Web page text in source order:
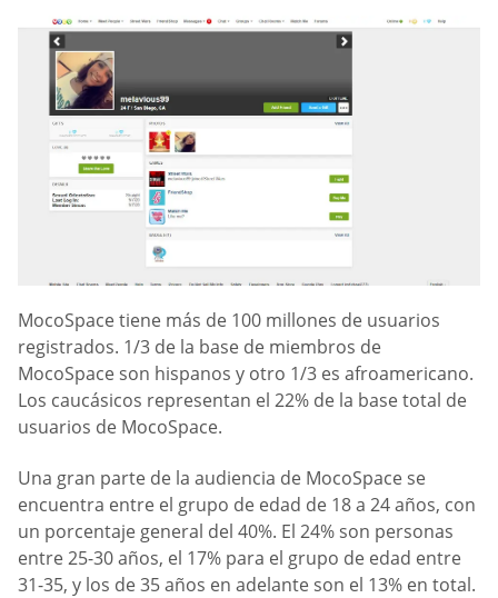
MocoSpace tiene más de 100 millones de usuarios
registrados. 1/3 de la base de miembros de
MocoSpace son hispanos y otro 1/3 es afroamericano.
Los caucásicos representan el 22% de la base total de
usuarios de MocoSpace.
Una gran parte de la audiencia de MocoSpace se
encuentra entre el grupo de edad de 18 a 24 años, con
un porcentaje general del 40%. El 24% son personas
entre 25-30 años, el 17% para el grupo de edad entre
31-35, y los de 35 años en adelante son el 13% en total.